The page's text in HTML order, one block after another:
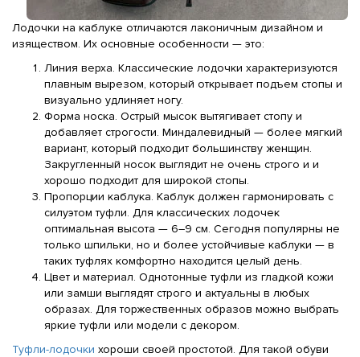
Лодочки на каблуке отличаются лаконичным дизайном и
изяществом. Их основные особенности — это:
Линия верха. Классические лодочки характеризуются
плавным вырезом, который открывает подъем стопы и
визуально удлиняет ногу.
Форма носка. Острый мысок вытягивает стопу и
добавляет строгости. Миндалевидный — более мягкий
вариант, который подходит большинству женщин.
Закругленный носок выглядит не очень строго и и
хорошо подходит для широкой стопы.
Пропорции каблука. Каблук должен гармонировать с
силуэтом туфли. Для классических лодочек
оптимальная высота — 6–9 см. Сегодня популярны не
только шпильки, но и более устойчивые каблуки — в
таких туфлях комфортно находится целый день.
Цвет и материал. Однотонные туфли из гладкой кожи
или замши выглядят строго и актуальны в любых
образах. Для торжественных образов можно выбрать
яркие туфли или модели с декором.
Туфли-лодочки хороши своей простотой. Для такой обуви